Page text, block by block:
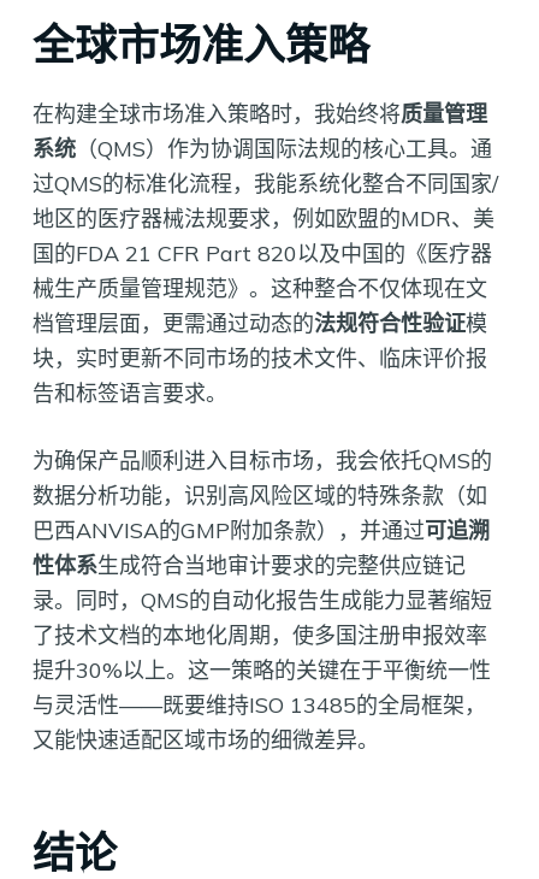
全球市场准入策略
在构建全球市场准入策略时，我始终将质量管理
系统（QMS）作为协调国际法规的核心工具。通
过QMS的标准化流程，我能系统化整合不同国家/
地区的医疗器械法规要求，例如欧盟的MDR、美
国的FDA 21 CFR Part 820以及中国的《医疗器
械生产质量管理规范》。这种整合不仅体现在文
档管理层面，更需通过动态的法规符合性验证模
块，实时更新不同市场的技术文件、临床评价报
告和标签语言要求。
为确保产品顺利进入目标市场，我会依托QMS的
数据分析功能，识别高风险区域的特殊条款（如
巴西ANVISA的GMP附加条款），并通过可追溯
性体系生成符合当地审计要求的完整供应链记
录。同时，QMS的自动化报告生成能力显著缩短
了技术文档的本地化周期，使多国注册申报效率
提升30%以上。这一策略的关键在于平衡统一性
与灵活性——既要维持ISO 13485的全局框架，
又能快速适配区域市场的细微差异。
结论